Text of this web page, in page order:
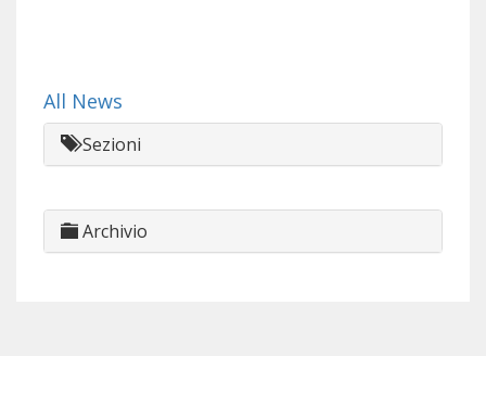
All News
Sezioni
Archivio